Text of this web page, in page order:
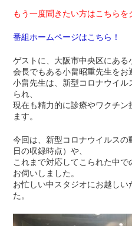
もう一度聞きたい方はこちらを
番組ホームページはこちら！
ゲストに、大阪市中央区にあ
会長でもある小畠昭重先生をお
小畠先生は、新型コロナウイル
られ、
現在も精力的に診療やワクチ
ます。
今回は、新型コロナウイルス
日の収録時点）や、
これまで対応してこられた中
お伺いしました。
お忙しい中スタジオにお越し
た。